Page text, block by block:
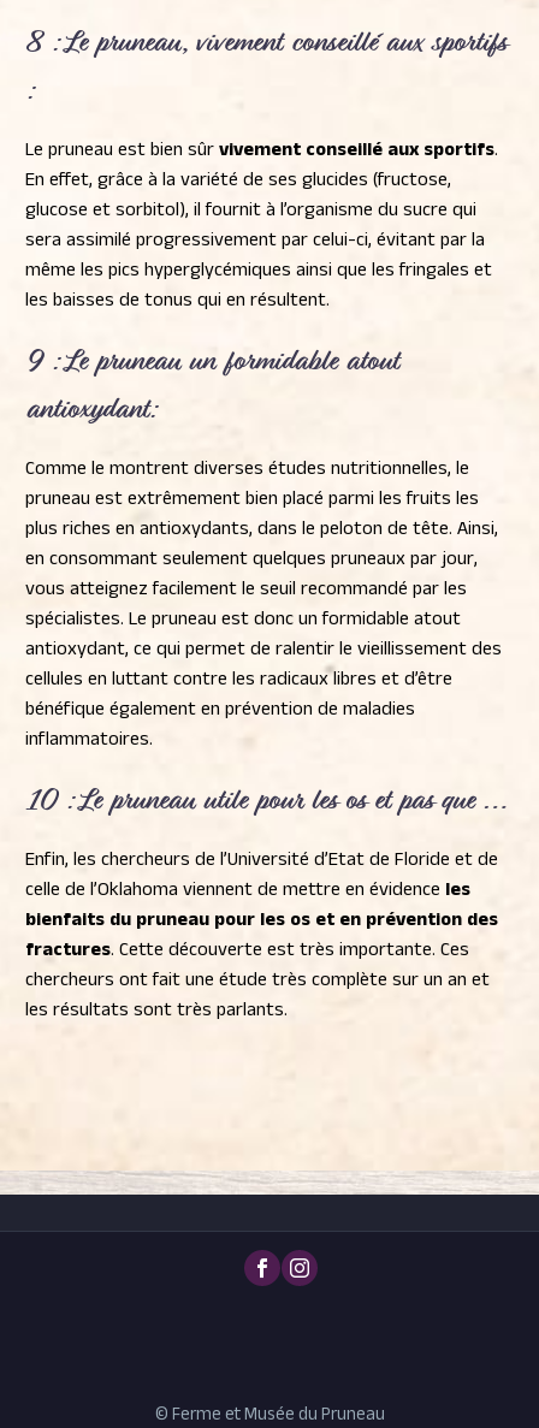
8 : Le pruneau, vivement conseillé aux sportifs
:
Le pruneau est bien sûrvivement conseillé aux sportifs.
En effet, grâce à la variété de ses glucides (fructose,
glucose et sorbitol), il fournit à l’organisme du sucre qui
sera assimilé progressivement par celui-ci, évitant par la
même les pics hyperglycémiques ainsi que les fringales et
les baisses de tonus qui en résultent.
9 : Le pruneau un formidable atout
antioxydant:
Comme le montrent diverses études nutritionnelles, le
pruneau est extrêmement bien placé parmi les fruits les
plus riches en antioxydants, dans le peloton de tête. Ainsi,
en consommant seulement quelques pruneaux par jour,
vous atteignez facilement le seuil recommandé par les
spécialistes. Le pruneau est donc un formidable atout
antioxydant, ce qui permet de ralentir le vieillissement des
cellules en luttant contre les radicaux libres et d’être
bénéfique également en prévention de maladies
inflammatoires.
10 : Le pruneau utile pour les os et pas que …
Enfin, les chercheurs de l’Université d’Etat de Floride et de
celle de l’Oklahoma viennent de mettre en évidence les
bienfaits du pruneau pour les os et en prévention des
fractures. Cette découverte est très importante. Ces
chercheurs ont fait une étude très complète sur un an et
les résultats sont très parlants.
© Ferme et Musée du Pruneau